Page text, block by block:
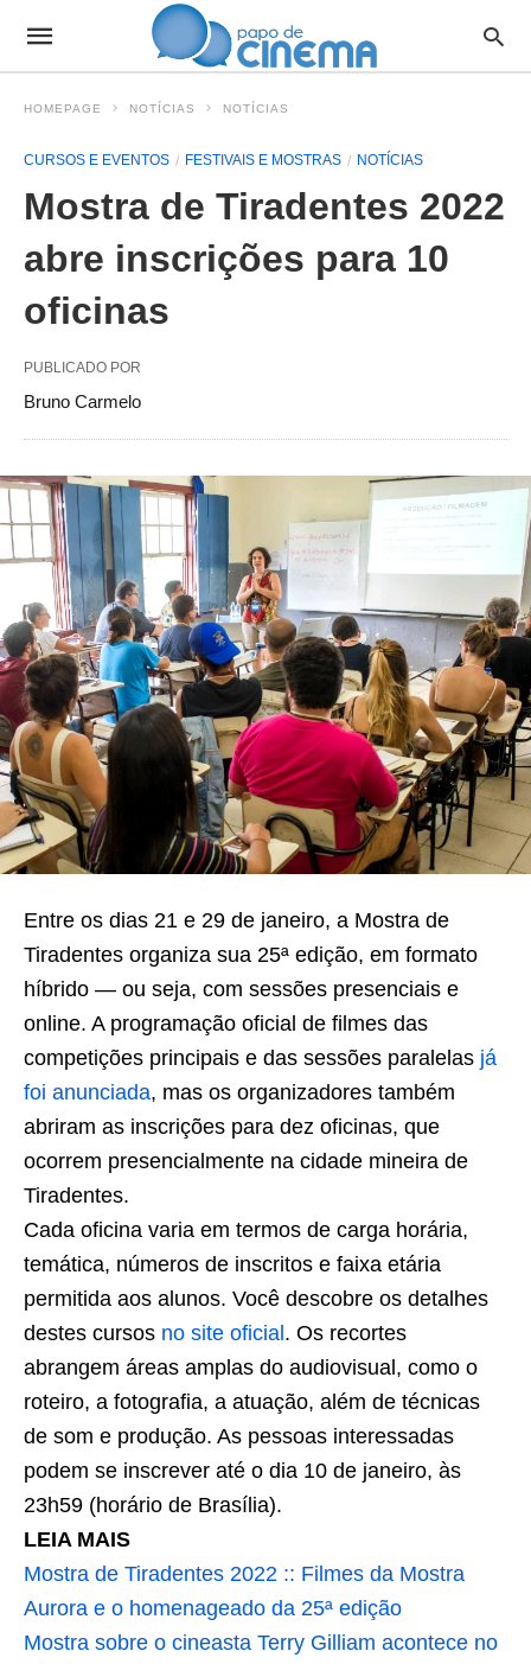
HOMEPAGE NOTÍCIAS NOTÍCIAS
CURSOS E EVENTOS FESTIVAIS E MOSTRAS NOTÍCIAS
Mostra de Tiradentes 2022
abre inscrições para 10
oficinas
PUBLICADO POR
Bruno Carmelo
Entre os dias 21 e 29 de janeiro, a Mostra de
Tiradentes organiza sua 25ª edição, em formato
híbrido — ou seja, com sessões presenciais e
online. A programação oficial de filmes das
competições principais e das sessões paralelas já
foi anunciada, mas os organizadores também
abriram as inscrições para dez oficinas, que
ocorrem presencialmente na cidade mineira de
Tiradentes.
Cada oficina varia em termos de carga horária,
temática, números de inscritos e faixa etária
permitida aos alunos. Você descobre os detalhes
destes cursos no site oficial . Os recortes
abrangem áreas amplas do audiovisual, como o
roteiro, a fotografia, a atuação, além de técnicas
de som e produção. As pessoas interessadas
podem se inscrever até o dia 10 de janeiro, às
23h59 (horário de Brasília).
LEIA MAIS
Mostra de Tiradentes 2022 :: Filmes da Mostra
Aurora e o homenageado da 25ª edição
Mostra sobre o cineasta Terry Gilliam acontece no